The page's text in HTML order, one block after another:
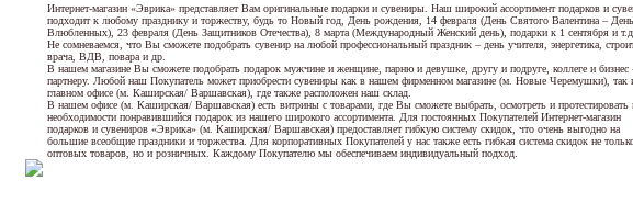
Интернет-магазин «Эврика» представляет Вам оригинальные подарки и сувениры. Наш широкий ассортимент подарков и
подходит к любому празднику и торжеству, будь то Новый год, День рождения, 14 февраля (День Святого Валентина –
Влюбленных), 23 февраля (День Защитников Отечества), 8 марта (Международный Женский день), подарки к 1 сентября и т.д.
Не сомневаемся, что Вы сможете подобрать сувенир на любой профессиональный праздник – день учителя, энергетика,
врача, ВДВ, повара и др.
В нашем магазине Вы сможете подобрать подарок мужчине и женщине, парню и девушке, другу и подруге, коллеге и бизнес
партнеру. Любой наш Покупатель может приобрести сувениры как в нашем фирменном магазине (м. Новые Черемушки), так
главном офисе (м. Каширская/ Варшавская), где также расположен наш склад.
В нашем офисе (м. Каширская/ Варшавская) есть витрины с товарами, где Вы сможете выбрать, осмотреть и протестировать
необходимости понравившийся подарок из нашего широкого ассортимента. Для постоянных Покупателей Интернет-магазин
подарков и сувениров «Эврика» (м. Каширская/ Варшавская) предоставляет гибкую систему скидок, что очень выгодно на
большие всеобщие праздники и торжества. Для корпоративных Покупателей у нас также есть гибкая система скидок не
оптовых товаров, но и розничных. Каждому Покупателю мы обеспечиваем индивидуальный подход.